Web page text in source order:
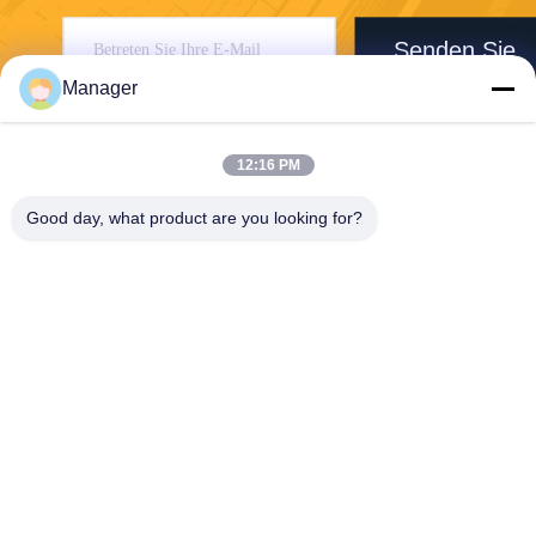
Senden Sie
Manager
12:16 PM
Good day, what product are you looking for?